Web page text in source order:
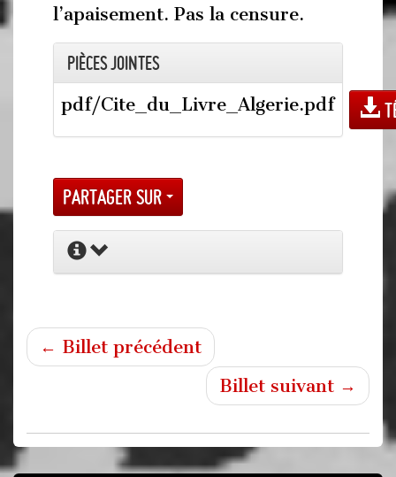
l’apaisement. Pas la censure.
Pièces jointes
pdf/Cite_du_Livre_Algerie.pdf
Partager sur
← Billet précédent
Billet suivant →